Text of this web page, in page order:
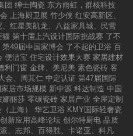
团 绅士陶瓷 东方雨虹，群核科技
上海厨卫展 竹少侠 红安高新区、
、红星美凯龙、八益家具城、民营
猫 第十届上汽设计国际挑战赛 了不
第49届中国家博会 了不起的卫浴 百
便洁宝 住宅设计效果大赛 家居建材
利门窗 金牌、美尼美 素色瓷砖 客
会、周其仁 中定认证 第47届国际
居市场规模 新中源 科达制造 中国
娜丽莎 零碳瓷砖 家居产业 全屋定制
上海） 华艺卫浴 KMY国际轻奢瓷
新应用高峰论坛 创尔特厨电 品质
、志邦、百得胜、卡诺亚、科凡